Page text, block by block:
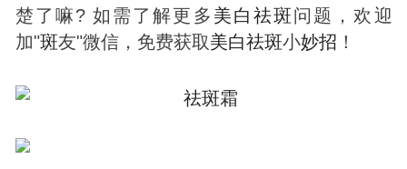
楚了嘛? 如需了解更多 美白 祛斑问题，欢迎
加"斑友"微信，免费获取美白祛斑小妙招 ！